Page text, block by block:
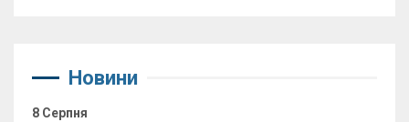
Новини
8 Серпня